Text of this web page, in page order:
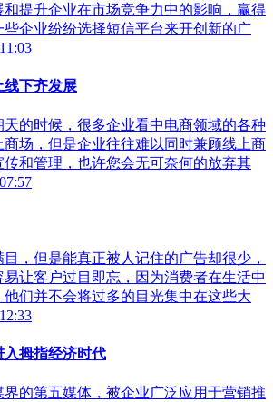
提升企业在市场竞争力中的影响，赢得
企业纷纷选择短信平台来开创新的广
线下齐发展
的时候，很多企业看中电商领域的各种
场，但是企业往往难以同时兼顾线上商
和管理，也许您会无可奈何的放弃其
，但是能真正被人记住的广告却很少，
让客户过目即忘，因为消费者在生活中
们并不会将过多的目光集中在这些大
拇指经济时代
的第五媒体，被企业广泛应用于营销推